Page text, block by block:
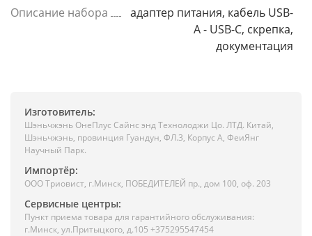
Описание набора
адаптер питания, кабель USB-
A - USB-C, скрепка,
документация
Изготовитель:
Шэньчжэнь ОнеПлус Сайнс энд Технолоджи Цо. ЛТД. Китай,
Шэньчжэнь, провинция Гуандун, ФЛ.3, Корпус А, ФеиЯнг
Научный Парк.
Импортёр:
ООО Триовист, г.Минск, ПОБЕДИТЕЛЕЙ пр., дом 100, оф. 203
Сервисные центры:
Пункт приема товара для гарантийного обслуживания:
г.Минск, ул.Притыцкого, д.105 +375295547454